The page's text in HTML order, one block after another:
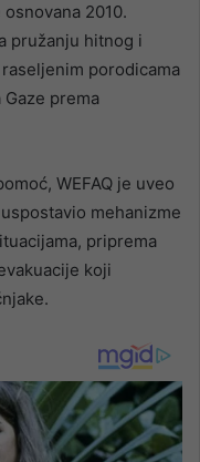
2010.
pružanju hitnog i
porodicama
prema
WEFAQ je uveo
mehanizme
priprema
koji